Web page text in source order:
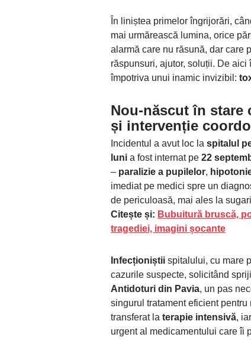
În liniștea primelor îngrijorări,
mai urmărească lumina, orice
alarmă care nu răsună, dar care
răspunsuri, ajutor, soluții. De
împotriva unui inamic invizibil:
Nou-născut în stare
și intervenție
Incidentul a avut loc la spitalul
luni a fost internat pe 22
– paralizie a pupilelor,
imediat pe medici spre un
de periculoasă, mai ales la
Citește și: Bubuitură bruscă,
tragediei, imagini șocante
Infecționiștii spitalului, cu mare
cazurile suspecte, solicitând
Antidoturi din Pavia, un pas
singurul tratament eficient
transferat la terapie intensivă, iar
urgent al medicamentului care îi